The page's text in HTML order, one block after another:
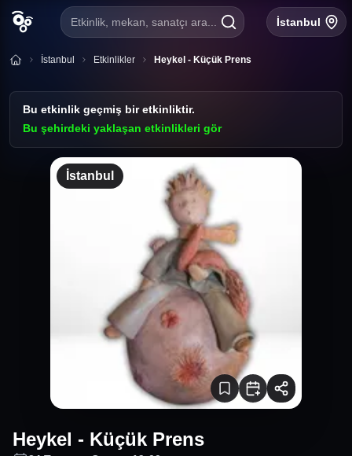
Etkinlik, mekan, sanatçı ara... İstanbul
İstanbul Etkinlikler Heykel - Küçük Prens
Bu etkinlik geçmiş bir etkinliktir.
Bu şehirdeki yaklaşan etkinlikleri gör
İstanbul
Heykel - Küçük Prens